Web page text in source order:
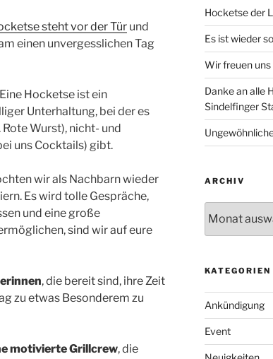
steht vor der Tür und
einen unvergesslichen Tag
Hocketse ist ein
Unterhaltung, bei der es
Wurst), nicht- und
uns Cocktails) gibt.
wir als Nachbarn wieder
Es wird tolle Gespräche,
und eine große
sind wir auf eure
, die bereit sind, ihre Zeit
zu etwas Besonderem zu
motivierte Grillcrew, die
Hocketse der
Es ist wieder
Wir freuen
Danke an alle
Sindelfinger
ARCHIV
KATEGORIEN
Ankündigung
Event